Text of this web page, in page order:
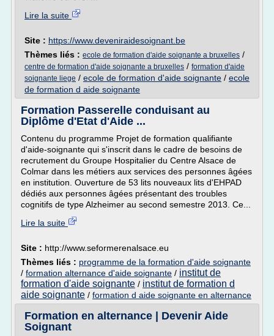
Lire la suite
Site : https://www.deveniraidesoignant.be
Thèmes liés : ecole de formation d'aide soignante a bruxelles /
centre de formation d'aide soignante a bruxelles / formation d'aide
soignante liege / ecole de formation d'aide soignante / ecole
de formation d aide soignante
Formation Passerelle conduisant au
Diplôme d'Etat d'Aide ...
Contenu du programme Projet de formation qualifiante
d'aide-soignante qui s'inscrit dans le cadre de besoins de
recrutement du Groupe Hospitalier du Centre Alsace de
Colmar dans les métiers aux services des personnes âgées
en institution. Ouverture de 53 lits nouveaux lits d'EHPAD
dédiés aux personnes âgées présentant des troubles
cognitifs de type Alzheimer au second semestre 2013. Ce...
Lire la suite
Site : http://www.seformerenalsace.eu
Thèmes liés : programme de la formation d'aide soignante
/ formation alternance d'aide soignante / institut de
formation d'aide soignante / institut de formation d
aide soignante / formation d aide soignante en alternance
Formation en alternance | Devenir Aide
Soignant